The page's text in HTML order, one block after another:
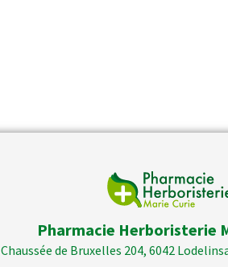
Pharmacie Herboristerie
Chaussée de Bruxelles 204, 6042